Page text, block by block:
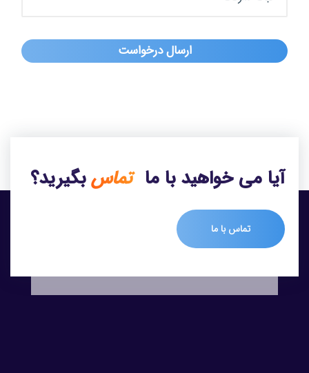
آیا می خواهید با ما تماسبگیرید؟
تماس با ما